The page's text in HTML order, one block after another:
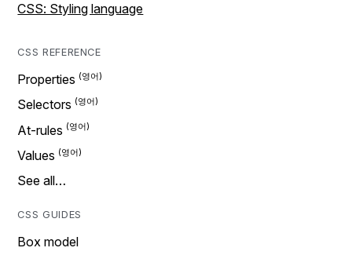
CSS: Styling language
CSS REFERENCE
Properties
Selectors
At-rules
Values
See all…
CSS GUIDES
Box model